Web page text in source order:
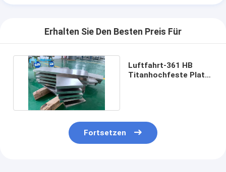
Erhalten Sie Den Besten Preis Für
Luftfahrt-361 HB
Titanhochfeste Platte
Fortsetzen